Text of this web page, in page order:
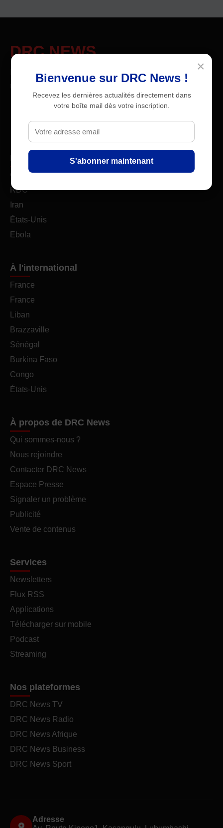
DRC NEWS
L’actualité en continu en RDC, en Afrique et dans le
monde.
Dans l'actualité
Constitution
RDC
Iran
États-Unis
Ebola
À l'international
France
France
Liban
Brazzaville
Sénégal
Burkina Faso
Congo
États-Unis
À propos de DRC News
Qui sommes-nous ?
Nous rejoindre
Contacter DRC News
Espace Presse
Signaler un problème
Publicité
Vente de contenus
Services
Newsletters
Flux RSS
Applications
Télécharger sur mobile
Podcast
Streaming
Nos plateformes
DRC News TV
DRC News Radio
DRC News Afrique
DRC News Business
DRC News Sport
Adresse
×
Bienvenue sur DRC News !
Recevez les dernières actualités directement dans
votre boîte mail dès votre inscription.
S'abonner maintenant